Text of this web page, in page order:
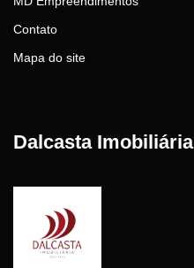
Contato
Mapa do site
Dalcasta Imobiliária